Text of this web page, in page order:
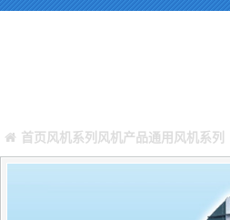
首页 风机系列 风机产品通用风机系列